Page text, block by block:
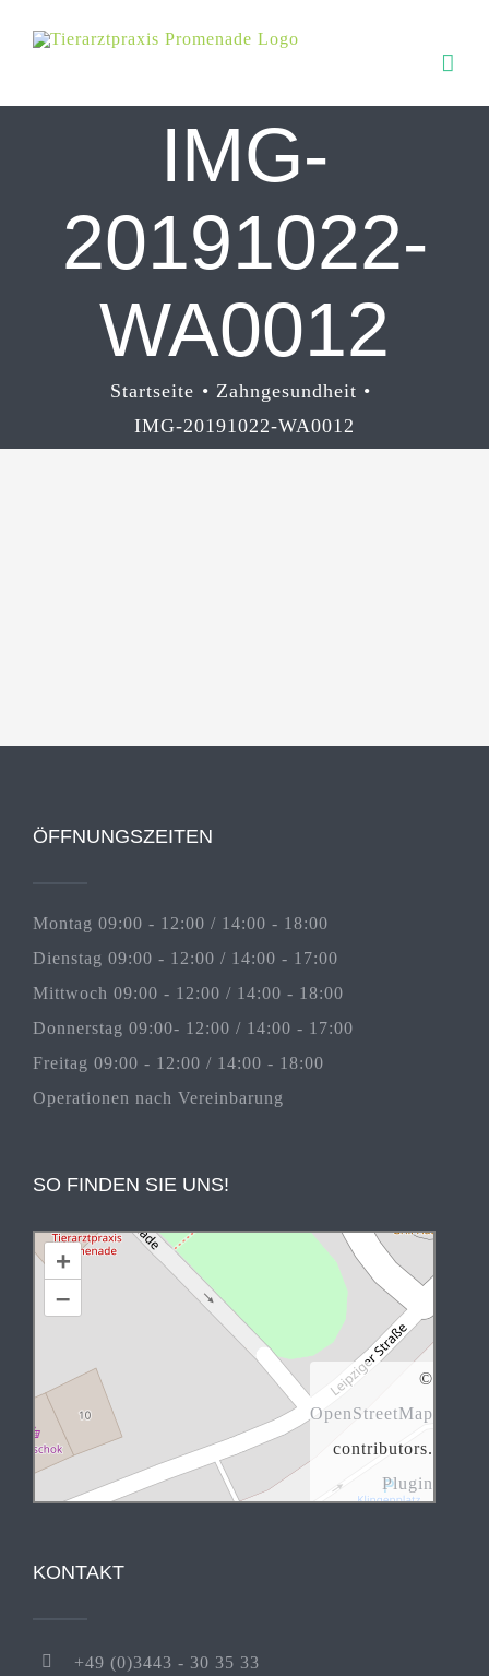
Inhalt
IMG-
20191022-
WA0012
Startseite
Zahngesundheit
IMG-20191022-WA0012
ÖFFNUNGSZEITEN
Montag 09:00 - 12:00 / 14:00 - 18:00
Dienstag 09:00 - 12:00 / 14:00 - 17:00
Mittwoch 09:00 - 12:00 / 14:00 - 18:00
Donnerstag 09:00- 12:00 / 14:00 - 17:00
Freitag 09:00 - 12:00 / 14:00 - 18:00
Operationen nach Vereinbarung
SO FINDEN SIE UNS!
+
–
©
OpenStreetMap
contributors.
Plugin
KONTAKT
+49 (0)3443 - 30 35 33